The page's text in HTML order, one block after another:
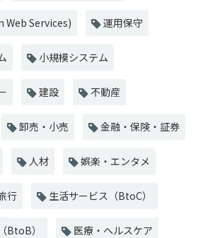
Web Services) 運用保守
小規模システム
建設 不動産
卸売・小売 金融・保険・証券
人材 娯楽・エンタメ
行 生活サービス（BtoC）
BtoB） 医療・ヘルスケア